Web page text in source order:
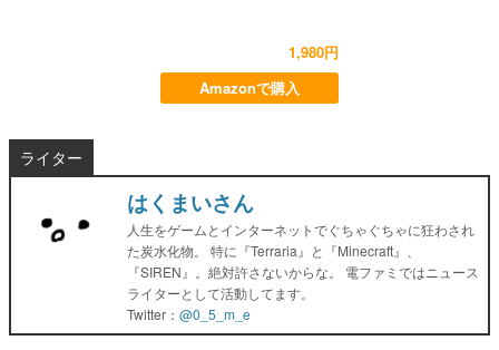
1,980円
Amazonで購入
ライター
はくまいさん
人生をゲームとインターネットでぐちゃぐちゃに狂わされ
た炭水化物。 特に『Terraria』と『Minecraft』、
『SIREN』。絶対許さないからな。 電ファミではニュース
ライターとして活動してます。
Twitter： @0_5_m_e